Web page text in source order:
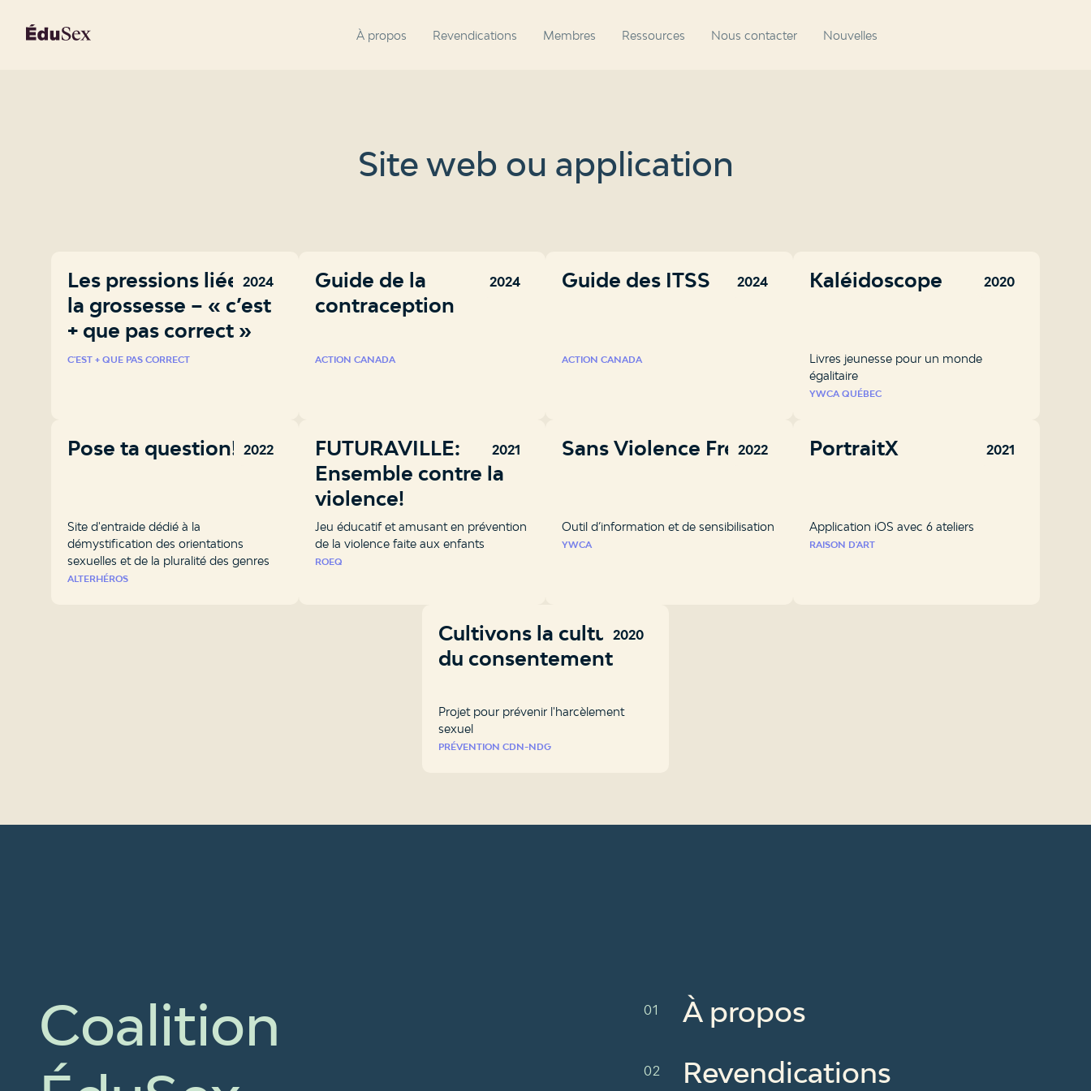
À propos Revendications Membres Ressources Nous contacter Nouvelles
Site web ou application
2024
Les pressions liées à
la grossesse – « c’est
+ que pas correct »
C'EST + QUE PAS CORRECT
2024
Guide de la
contraception
ACTION CANADA
2024
Guide des ITSS
ACTION CANADA
2020
Kaléidoscope
Livres jeunesse pour un monde
égalitaire
YWCA QUÉBEC
2022
Pose ta question!
Site d'entraide dédié à la
démystification des orientations
sexuelles et de la pluralité des genres
ALTERHÉROS
2021
FUTURAVILLE:
Ensemble contre la
violence!
Jeu éducatif et amusant en prévention
de la violence faite aux enfants
ROEQ
2022
Sans Violence Free
Outil d’information et de sensibilisation
YWCA
2021
PortraitX
Application iOS avec 6 ateliers
RAISON D'ART
2020
Cultivons la culture
du consentement
Projet pour prévenir l'harcèlement
sexuel
PRÉVENTION CDN-NDG
Coalition
À propos
Revendications